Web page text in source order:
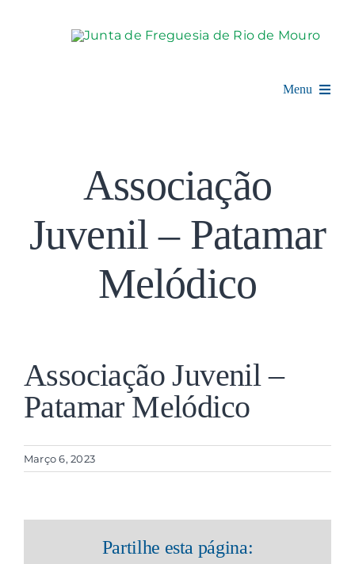
Menu
Junta de Freguesia
Assembleia
Contactos
Associação
Juvenil – Patamar
Melódico
Associação Juvenil –
Patamar Melódico
Março 6, 2023
Partilhe esta página: